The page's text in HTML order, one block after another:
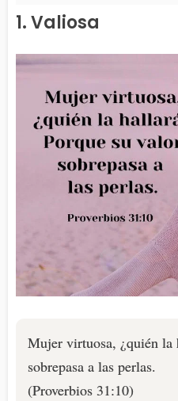
1. Valiosa
Mujer virtuosa, ¿quién la
sobrepasa a las perlas.
(Proverbios 31:10)